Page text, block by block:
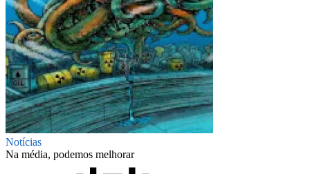
Notícias
Na média, podemos melhorar